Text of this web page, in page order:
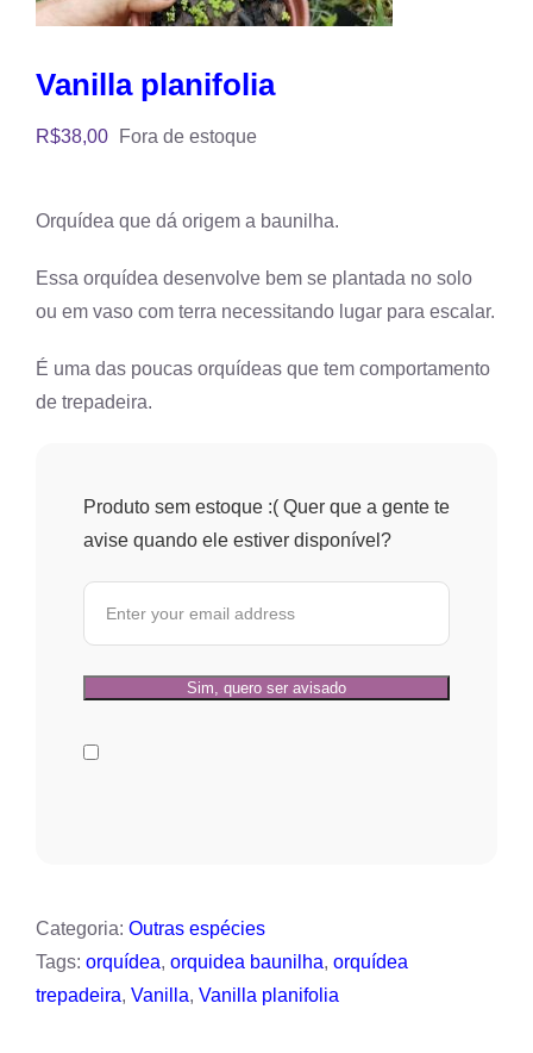
Vanilla planifolia
R$38,00 Fora de estoque
Orquídea que dá origem a baunilha.
Essa orquídea desenvolve bem se plantada no solo
ou em vaso com terra necessitando lugar para escalar.
É uma das poucas orquídeas que tem comportamento
de trepadeira.
Produto sem estoque :( Quer que a gente te
avise quando ele estiver disponível?
Categoria: Outras espécies
Tags: orquídea, orquidea baunilha, orquídea
trepadeira, Vanilla, Vanilla planifolia